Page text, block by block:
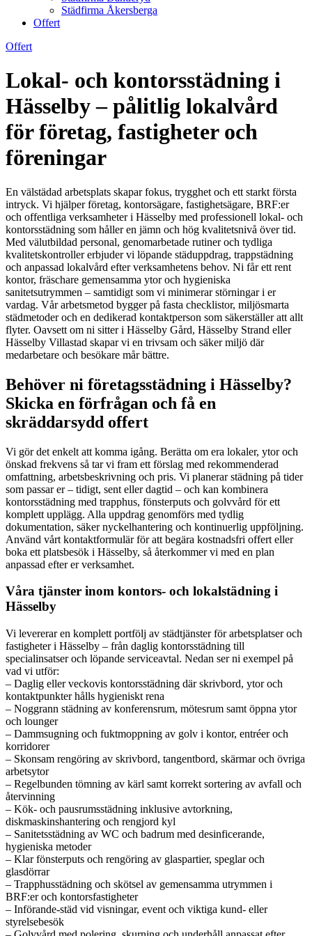
Städfirma Åkersberga
Offert
Offert
Lokal- och kontorsstädning i
Hässelby – pålitlig lokalvård
för företag, fastigheter och
föreningar
En välstädad arbetsplats skapar fokus, trygghet och ett starkt första
intryck. Vi hjälper företag, kontorsägare, fastighetsägare, BRF:er
och offentliga verksamheter i Hässelby med professionell lokal- och
kontorsstädning som håller en jämn och hög kvalitetsnivå över tid.
Med välutbildad personal, genomarbetade rutiner och tydliga
kvalitetskontroller erbjuder vi löpande städuppdrag, trappstädning
och anpassad lokalvård efter verksamhetens behov. Ni får ett rent
kontor, fräschare gemensamma ytor och hygieniska
sanitetsutrymmen – samtidigt som vi minimerar störningar i er
vardag. Vår arbetsmetod bygger på fasta checklistor, miljösmarta
städmetoder och en dedikerad kontaktperson som säkerställer att allt
flyter. Oavsett om ni sitter i Hässelby Gård, Hässelby Strand eller
Hässelby Villastad skapar vi en trivsam och säker miljö där
medarbetare och besökare mår bättre.
Behöver ni företagsstädning i Hässelby?
Skicka en förfrågan och få en
skräddarsydd offert
Vi gör det enkelt att komma igång. Berätta om era lokaler, ytor och
önskad frekvens så tar vi fram ett förslag med rekommenderad
omfattning, arbetsbeskrivning och pris. Vi planerar städning på tider
som passar er – tidigt, sent eller dagtid – och kan kombinera
kontorsstädning med trapphus, fönsterputs och golvvård för ett
komplett upplägg. Alla uppdrag genomförs med tydlig
dokumentation, säker nyckelhantering och kontinuerlig uppföljning.
Använd vårt kontaktformulär för att begära kostnadsfri offert eller
boka ett platsbesök i Hässelby, så återkommer vi med en plan
anpassad efter er verksamhet.
Våra tjänster inom kontors- och lokalstädning i
Hässelby
Vi levererar en komplett portfölj av städtjänster för arbetsplatser och
fastigheter i Hässelby – från daglig kontorsstädning till
specialinsatser och löpande serviceavtal. Nedan ser ni exempel på
vad vi utför:
– Daglig eller veckovis kontorsstädning där skrivbord, ytor och
kontaktpunkter hålls hygieniskt rena
– Noggrann städning av konferensrum, mötesrum samt öppna ytor
och lounger
– Dammsugning och fuktmoppning av golv i kontor, entréer och
korridorer
– Skonsam rengöring av skrivbord, tangentbord, skärmar och övriga
arbetsytor
– Regelbunden tömning av kärl samt korrekt sortering av avfall och
återvinning
– Kök- och pausrumsstädning inklusive avtorkning,
diskmaskinshantering och rengjord kyl
– Sanitetsstädning av WC och badrum med desinficerande,
hygieniska metoder
– Klar fönsterputs och rengöring av glaspartier, speglar och
glasdörrar
– Trapphusstädning och skötsel av gemensamma utrymmen i
BRF:er och kontorsfastigheter
– Införande-städ vid visningar, event och viktiga kund- eller
styrelsebesök